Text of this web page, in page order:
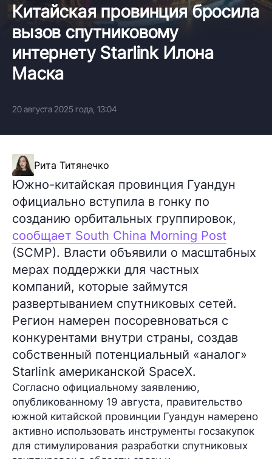
Китайская провинция бросила
вызов спутниковому
интернету Starlink Илона
Маска
20 августа 2025 года, 13:04
Рита Титянечко
Южно-китайская провинция Гуандун
официально вступила в гонку по
созданию орбитальных группировок,
сообщает South China Morning Post
(SCMP). Власти объявили о масштабных
мерах поддержки для частных
компаний, которые займутся
развертыванием спутниковых сетей.
Регион намерен посоревноваться с
конкурентами внутри страны, создав
собственный потенциальный «аналог»
Starlink американской SpaceX.
Согласно официальному заявлению,
опубликованному 19 августа, правительство
южной китайской провинции Гуандун намерено
активно использовать инструменты госзакупок
для стимулирования разработки спутниковых